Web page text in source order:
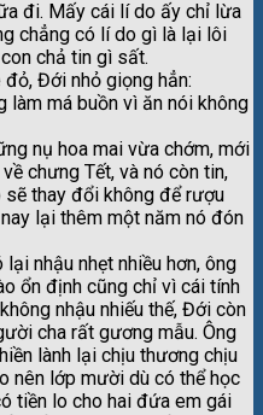
đi. Mấy cái lí do ấy chỉ lừa
chẳng có lí do gì là lại lôi
chả tin gì sất.
Đới nhỏ giọng hẳn:
má buồn vì ăn nói không
nụ hoa mai vừa chớm, mới
chưng Tết, và nó còn tin,
thay đổi không để rượu
lại thêm một năm nó đón
nhậu nhẹt nhiều hơn, ông
ổn định cũng chỉ vì cái tính
nhậu nhiếu thế, Đới còn
cha rất gương mẫu. Ông
lành lại chịu thương chịu
nên lớp mười dù có thể học
tiền lo cho hai đứa em gái